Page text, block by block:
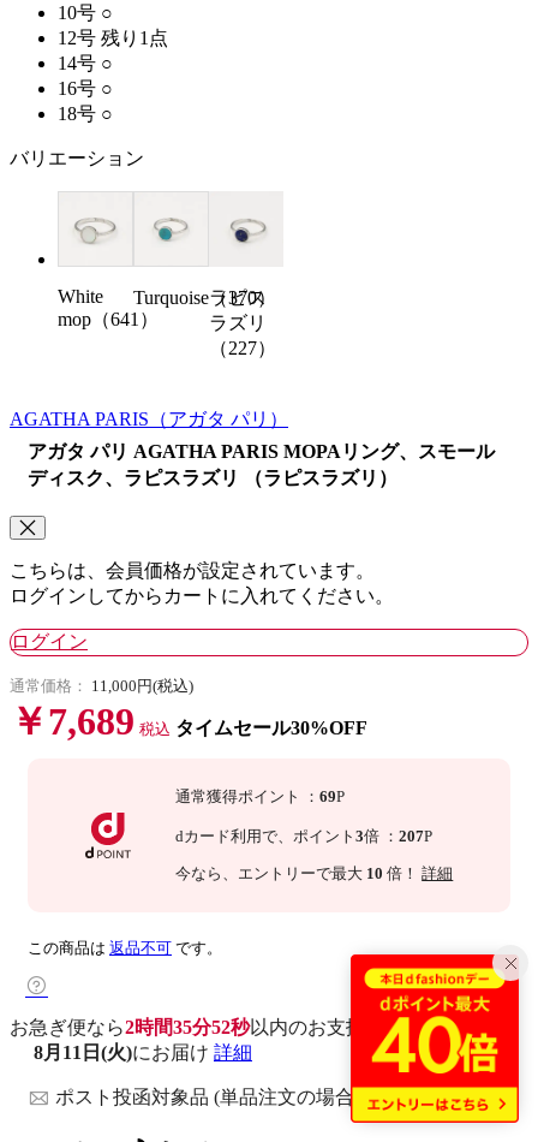
10号 ○
12号 残り1点
14号 ○
16号 ○
18号 ○
バリエーション
White
mop（641）
Turquoise（370）
ラピス
ラズリ
（227）
AGATHA PARIS （アガタ パリ）
アガタ パリ AGATHA PARIS MOPAリング、スモール
ディスク、ラピスラズリ （ラピスラズリ）
こちらは、会員価格が設定されています。
ログインしてからカートに入れてください。
ログイン
通常価格： 11,000円(税込)
￥7,689 税込 タイムセール30%OFF
通常獲得ポイント ：69P
dカード利用で、ポイント3倍 ：207P
今なら 、エントリーで最大 10 倍！詳細
この商品は 返品不可 です。
お急ぎ便なら2時間35分51秒以内のお支払いで
8月11日(火)にお届け 詳細
ポスト投函対象品 (単品注文の場合)